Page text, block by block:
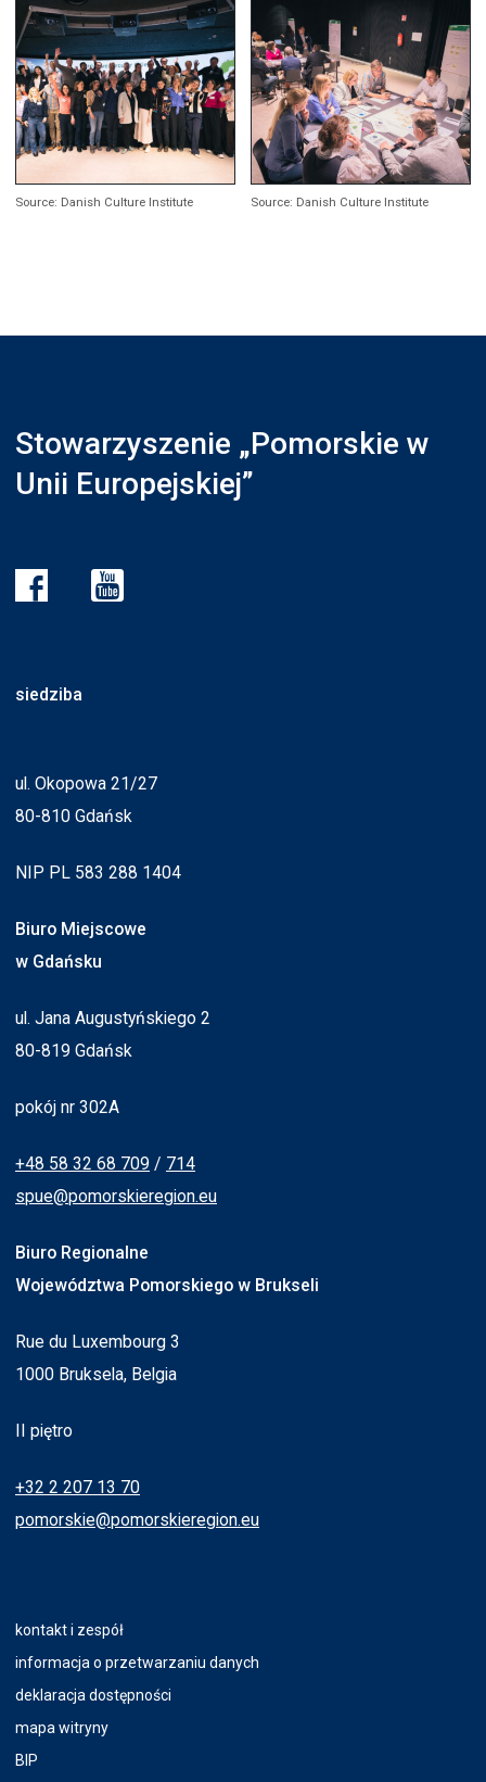
Source: Danish Culture Institute Source: Danish Culture Institute
Stowarzyszenie „Pomorskie w
Unii Europejskiej”
siedziba
ul. Okopowa 21/27
80-810 Gdańsk
NIP PL 583 288 1404
Biuro Miejscowe
w Gdańsku
ul. Jana Augustyńskiego 2
80-819 Gdańsk
pokój nr 302A
+48 58 32 68 709 / 714
spue@pomorskieregion.eu
Biuro Regionalne
Województwa Pomorskiego w Brukseli
Rue du Luxembourg 3
1000 Bruksela, Belgia
II piętro
+32 2 207 13 70
pomorskie@pomorskieregion.eu
kontakt i zespół
informacja o przetwarzaniu danych
deklaracja dostępności
mapa witryny
BIP